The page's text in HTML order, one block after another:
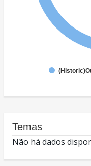
Temas
Não há dados